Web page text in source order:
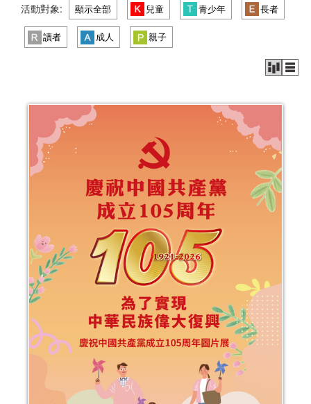
活動對象: 顯示全部 兒童 青少年 長者
讀者 成人 親子